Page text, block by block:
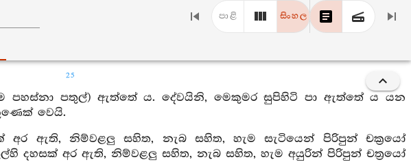
පාළි සිංහල
25
පහස්නා පතුල්) ඇත්තේ ය. දේවයිනි, මෙකුමර සුපිහිටි පා ඇත්තේ ය යන
වෙයි.
අර ඇති, නිම්වළලු සහිත, නැබ සහිත, හැම සැටියෙන් පිරිපුන් චක්‍රයෝ
දහසක් අර ඇති, නිම්වළලු සහිත, නැබ සහිත, හැම අයුරින් පිරිපුන් චත්‍රයෝ